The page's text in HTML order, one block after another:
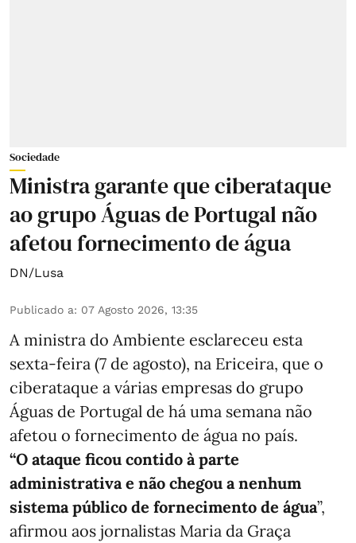
Sociedade
Ministra garante que ciberataque
ao grupo Águas de Portugal não
afetou fornecimento de água
DN/Lusa
Publicado a: 07 Agosto 2026, 13:35
A ministra do Ambiente esclareceu esta
sexta-feira (7 de agosto), na Ericeira, que o
ciberataque a várias empresas do grupo
Águas de Portugal de há uma semana não
afetou o fornecimento de água no país.
“O ataque ficou contido à parte
administrativa e não chegou a nenhum
sistema público de fornecimento de água”,
afirmou aos jornalistas Maria da Graça